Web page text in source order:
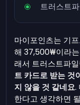
트러스트
마이포인츠는 기
해37,500₩이라
래서 트러스트파
트 카드로 받는 것
지 않을 것 같네요.
한다고 생각하면